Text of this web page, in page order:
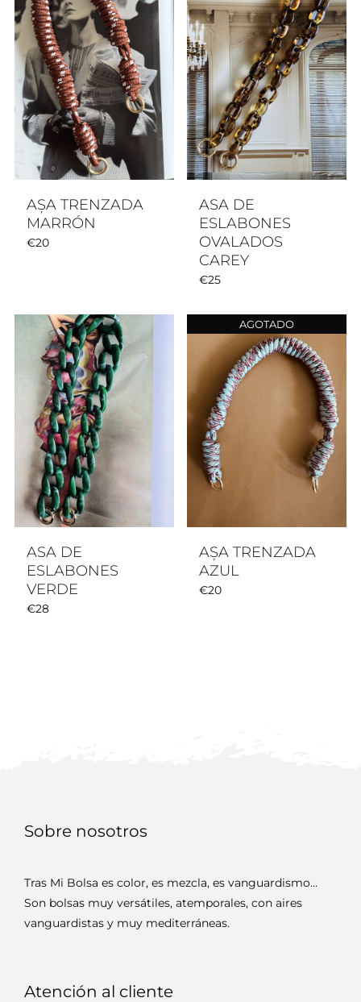
AȘA TRENZADA
MARRÓN
€20
ASA DE
ESLABONES
OVALADOS
CAREY
€25
ASA DE
ESLABONES
VERDE
€28
AGOTADO
AȘA TRENZADA
AZUL
€20
Sobre nosotros
Tras Mi Bolsa es color, es mezcla, es vanguardismo…
Son bolsas muy versátiles, atemporales, con aires
vanguardistas y muy mediterráneas.
Atención al cliente